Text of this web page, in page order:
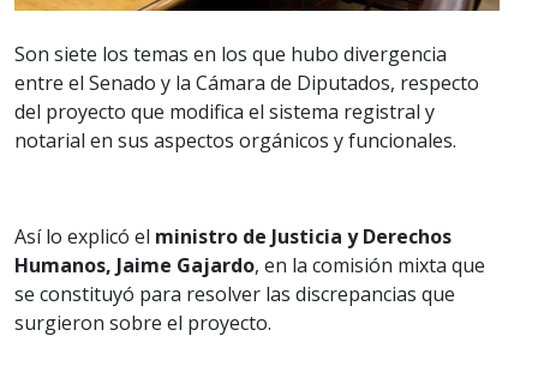
Son siete los temas en los que hubo divergencia
entre el Senado y la Cámara de Diputados, respecto
del proyecto que modifica el sistema registral y
notarial en sus aspectos orgánicos y funcionales.
Así lo explicó el ministro de Justicia y Derechos
Humanos, Jaime Gajardo, en la comisión mixta que
se constituyó para resolver las discrepancias que
surgieron sobre el proyecto.